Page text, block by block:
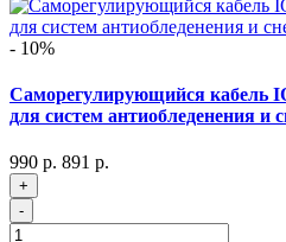
- 10%
Саморегулирующийся кабель
для систем антиобледенения и
990 р. 891 р.
+
-